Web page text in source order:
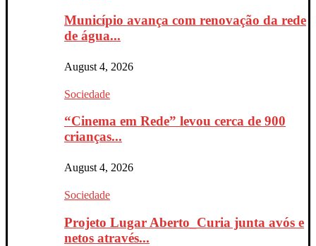
Município avança com renovação da rede
de água...
August 4, 2026
Sociedade
“Cinema em Rede” levou cerca de 900
crianças...
August 4, 2026
Sociedade
Projeto Lugar Aberto_Curia junta avós e
netos através...